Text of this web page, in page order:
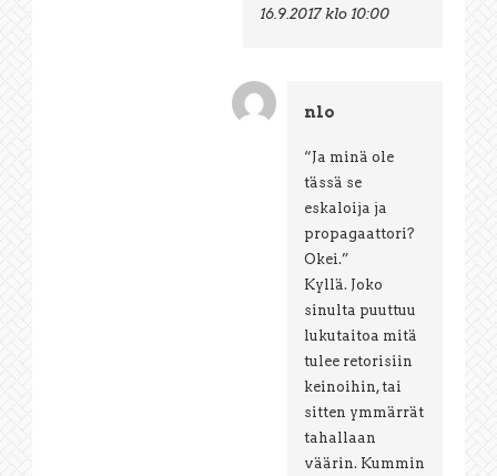
16.9.2017 klo 10:00
nlo
“Ja minä ole
tässä se
eskaloija ja
propagaattori?
Okei.”
Kyllä. Joko
sinulta puuttuu
lukutaitoa mitä
tulee retorisiin
keinoihin, tai
sitten ymmärrät
tahallaan
väärin. Kummin